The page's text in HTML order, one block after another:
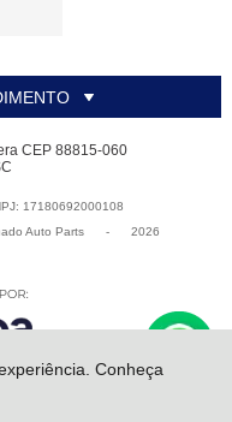
Conheça
CEP 88815-060
17180692000108
Auto Parts - 2026